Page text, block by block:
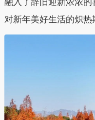
对新年美好生活的炽热